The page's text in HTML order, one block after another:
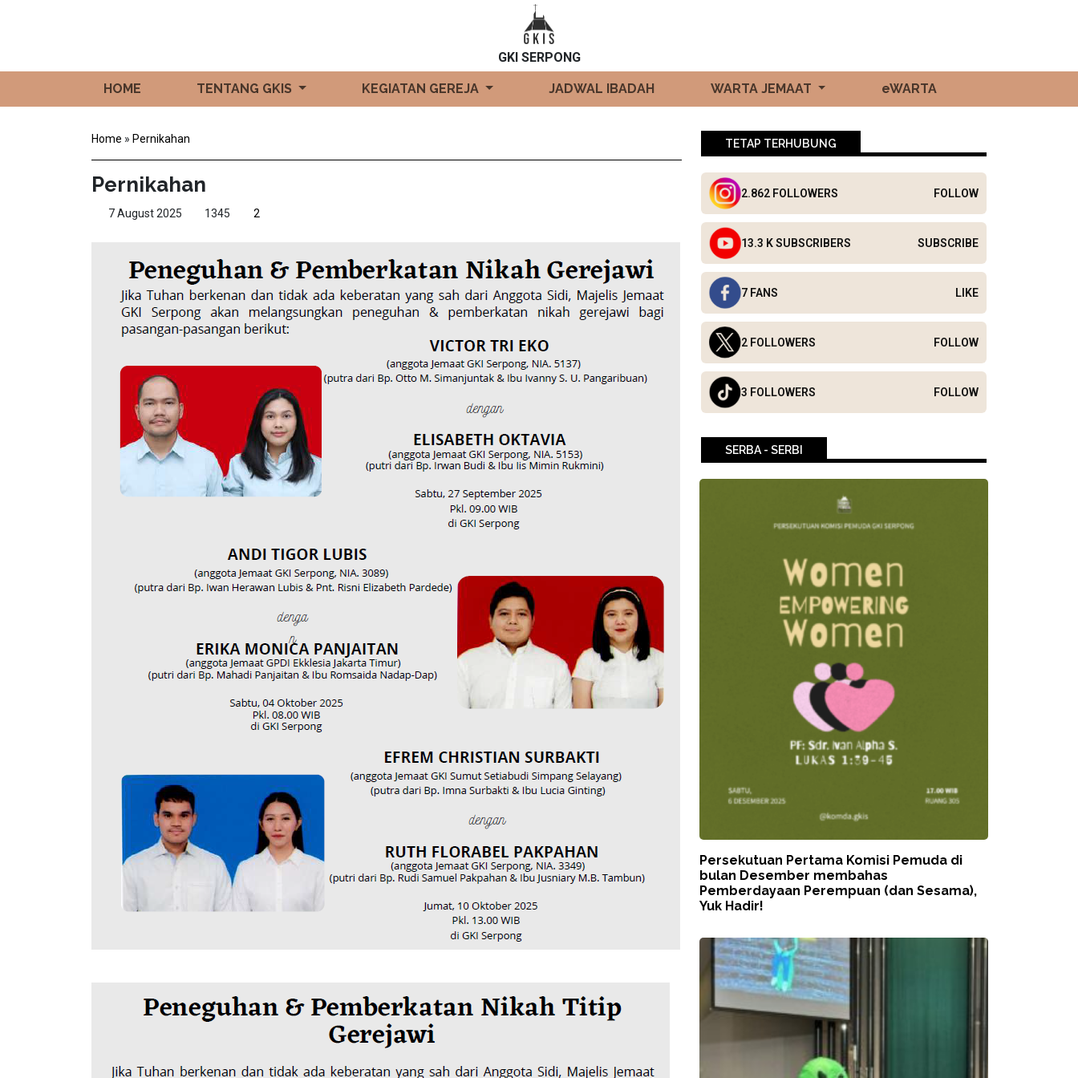
GKI SERPONG
HOME TENTANG GKIS KEGIATAN GEREJA JADWAL IBADAH WARTA JEMAAT eWARTA
Home » Pernikahan
Pernikahan
7 August 2025 1345 2
TETAP TERHUBUNG
2.862 FOLLOWERS FOLLOW
13.3 K SUBSCRIBERS SUBSCRIBE
7 FANS LIKE
2 FOLLOWERS FOLLOW
3 FOLLOWERS FOLLOW
SERBA - SERBI
Persekutuan Pertama Komisi Pemuda di
bulan Desember membahas
Pemberdayaan Perempuan (dan Sesama),
Yuk Hadir!